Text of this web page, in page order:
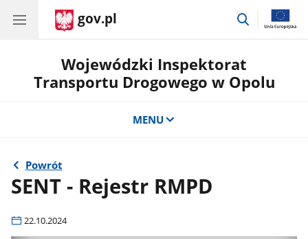
gov.pl
przejdź
Wojewódzki Inspektorat
Transportu Drogowego w Opolu
MENU
Powrót
SENT - Rejestr RMPD
22.10.2024